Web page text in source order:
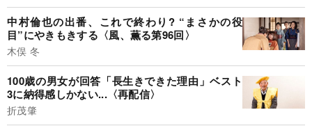
中村倫也の出番、これで終わり? “まさかの役
目”にやきもきする〈風、薫る第96回〉
木俣 冬
100歳の男女が回答「長生きできた理由」ベスト
3に納得感しかない...〈再配信〉
折茂肇